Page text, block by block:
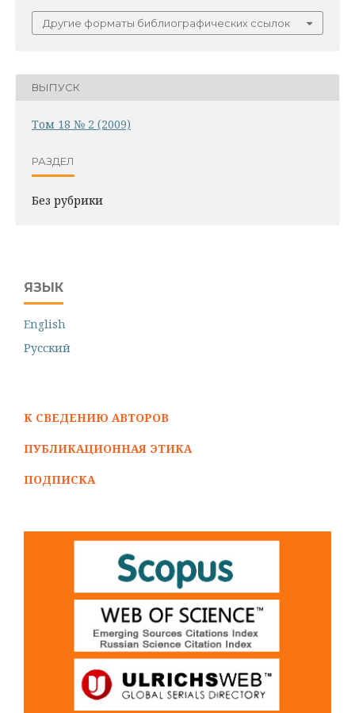
Другие форматы библиографических ссылок
ВЫПУСК
Том 18 № 2 (2009)
РАЗДЕЛ
Без рубрики
ЯЗЫК
English
Русский
К СВЕДЕНИЮ АВТОРОВ
ПУБЛИКАЦИОННАЯ ЭТИКА
ПОДПИСКА